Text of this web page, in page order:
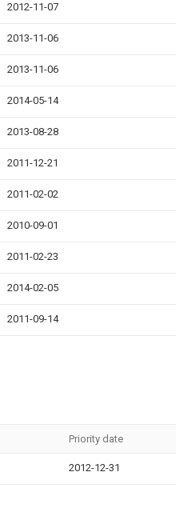
2012-11-07
2013-11-06
2013-11-06
2014-05-14
2013-08-28
2011-12-21
2011-02-02
2010-09-01
2011-02-23
2014-02-05
2011-09-14
Priority date
2012-12-31